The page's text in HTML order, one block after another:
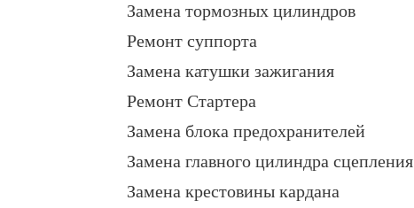
Замена тормозных цилиндров
Ремонт суппорта
Замена катушки зажигания
Ремонт Стартера
Замена блока предохранителей
Замена главного цилиндра сцепления
Замена крестовины кардана